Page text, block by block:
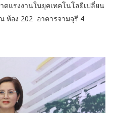
แรงงานในยุคเทคโนโลยีเปลี่ยน
ห้อง 202 อาคารจามจุรี 4